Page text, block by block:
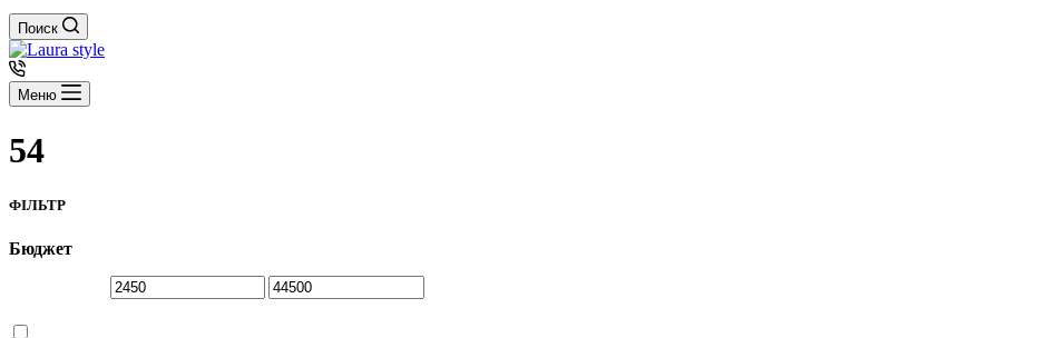
Поиск
Меню
54
ФІЛЬТР
Бюджет